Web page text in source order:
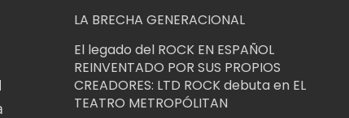
LA BRECHA GENERACIONAL
El legado del ROCK EN ESPAÑOL
REINVENTADO POR SUS PROPIOS
CREADORES: LTD ROCK debuta en EL
TEATRO METROPÓLITAN